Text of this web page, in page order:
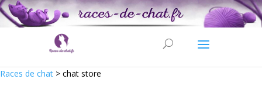
Races de chat > chat store